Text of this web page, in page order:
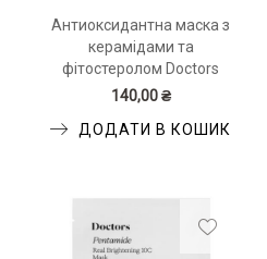
Антиоксидантна маска з
керамідами та
фітостеролом Doctors
Phytocera Pro Antioxidant
140,00 ₴
ДОДАТИ В КОШИК